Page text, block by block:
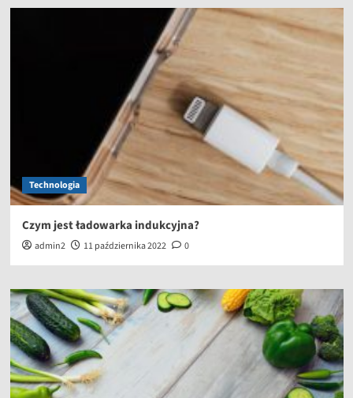
Technologia
Czym jest ładowarka indukcyjna?
admin2 11 października 2022 0